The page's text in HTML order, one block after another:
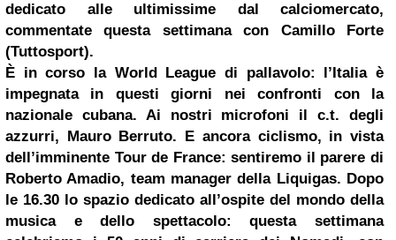
dedicato alle ultimissime dal calciomercato,
commentate questa settimana con Camillo Forte
(Tuttosport).
È in corso la World League di pallavolo: l’Italia è
impegnata in questi giorni nei confronti con la
nazionale cubana. Ai nostri microfoni il c.t. degli
azzurri, Mauro Berruto. E ancora ciclismo, in vista
dell’imminente Tour de France: sentiremo il parere di
Roberto Amadio, team manager della Liquigas. Dopo
le 16.30 lo spazio dedicato all’ospite del mondo della
musica e dello spettacolo: questa settimana